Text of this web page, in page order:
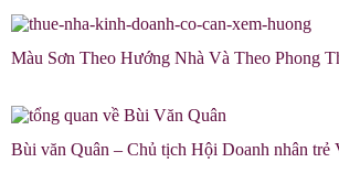
Màu Sơn Theo Hướng Nhà Và Theo Phong
Bùi văn Quân – Chủ tịch Hội Doanh nhân trẻ